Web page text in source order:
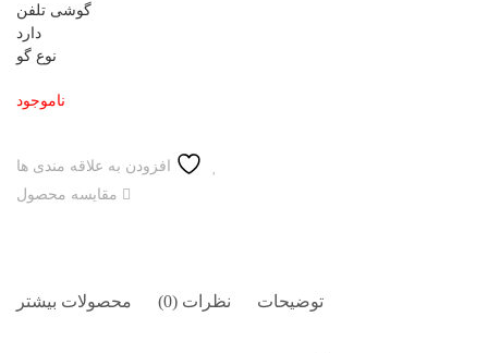
گوشی تلفن
دارد
نوع گو
ناموجود
افزودن به علاقه مندی ها
مقایسه محصول
توضیحات نظرات (0) محصولات بیشتر